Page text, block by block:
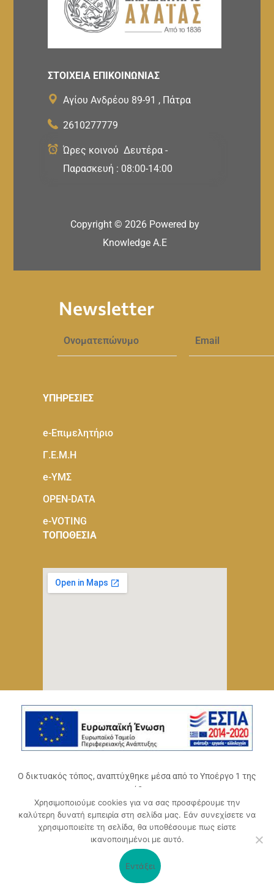
ΣΤΟΙΧΕΙΑ ΕΠΙΚΟΙΝΩΝΙΑΣ
Αγίου Ανδρέου 89-91 , Πάτρα
2610277779
Ώρες κοινού Δευτέρα -
Παρασκευή : 08:00-14:00
Copyright © 2026 Powered by
Knowledge A.E
Newsletter
ΥΠΗΡΕΣΙΕΣ
e-Eπιμελητήριο
Γ.Ε.Μ.Η
e-ΥΜΣ
OPEN-DATA
e-VOTING
ΤΟΠΟΘΕΣΙΑ
Ο δικτυακός τόπος, αναπτύχθηκε μέσα από το Υποέργο 1 της
πράξης
«Ψηφιακό Οικοσύστημα Επιχειρηματικότητας του
Επιμελητηρίου Αχαΐας» (ΟΠΣ 5045300),
Επιχειρησιακό Πρόγραμμα «Δυτική Ελλάδα 2014-2020».
Συγχρηματοδοτείται από την Ευρωπαϊκή Ένωση (Ευρωπαϊκό
Ταμείο Περιφερειακής Ανάπτυξης ΕΤΠΑ) και από εθνικούς
πόρους μέσω του ΠΔΕ.
Χρησιμοποιούμε cookies για να σας προσφέρουμε την
καλύτερη δυνατή εμπειρία στη σελίδα μας. Εάν συνεχίσετε να
χρησιμοποιείτε τη σελίδα, θα υποθέσουμε πως είστε
ικανοποιημένοι με αυτό.
Εντάξει